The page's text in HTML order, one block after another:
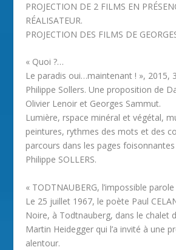
PROJECTION DE 2 FILMS EN
RÉALISATEUR.
PROJECTION DES FILMS DE
« Quoi ?…
Le paradis oui…maintenant ! », 2015,
Philippe Sollers. Une proposition de
Olivier Lenoir et Georges Sammut.
Lumière, rspace minéral et végétal,
peintures, rythmes des mots et des
parcours dans les pages foisonnantes
Philippe SOLLERS.
« TODTNAUBERG, l’impossible
Le 25 juillet 1967, le poète Paul
Noire, à Todtnauberg, dans le chalet
Martin Heidegger qui l’a invité à une
alentour.